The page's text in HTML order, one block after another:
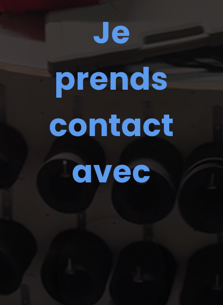
Je
prends
contact
avec